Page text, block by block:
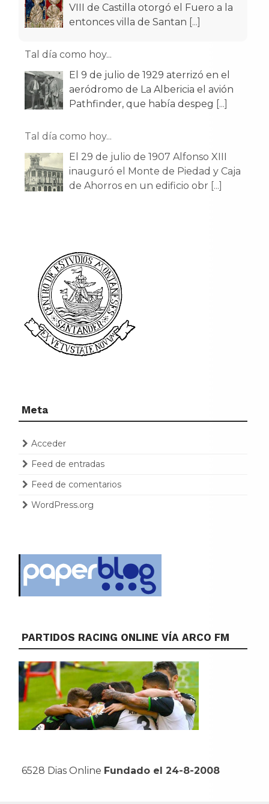
VIII de Castilla otorgó el Fuero a la
entonces villa de Santan [...]
Tal día como hoy...
El 9 de julio de 1929 aterrizó en el
aeródromo de La Albericia el avión
Pathfinder, que había despeg [...]
Tal día como hoy...
El 29 de julio de 1907 Alfonso XIII
inauguró el Monte de Piedad y Caja
de Ahorros en un edificio obr [...]
Meta
Acceder
Feed de entradas
Feed de comentarios
WordPress.org
PARTIDOS RACING ONLINE VÍA ARCO FM
6528 Dias Online Fundado el 24-8-2008